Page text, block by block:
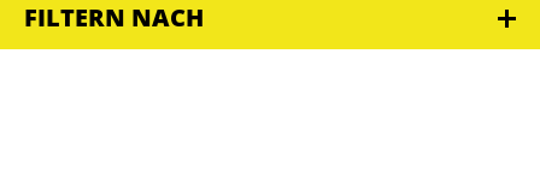
FILTERN NACH